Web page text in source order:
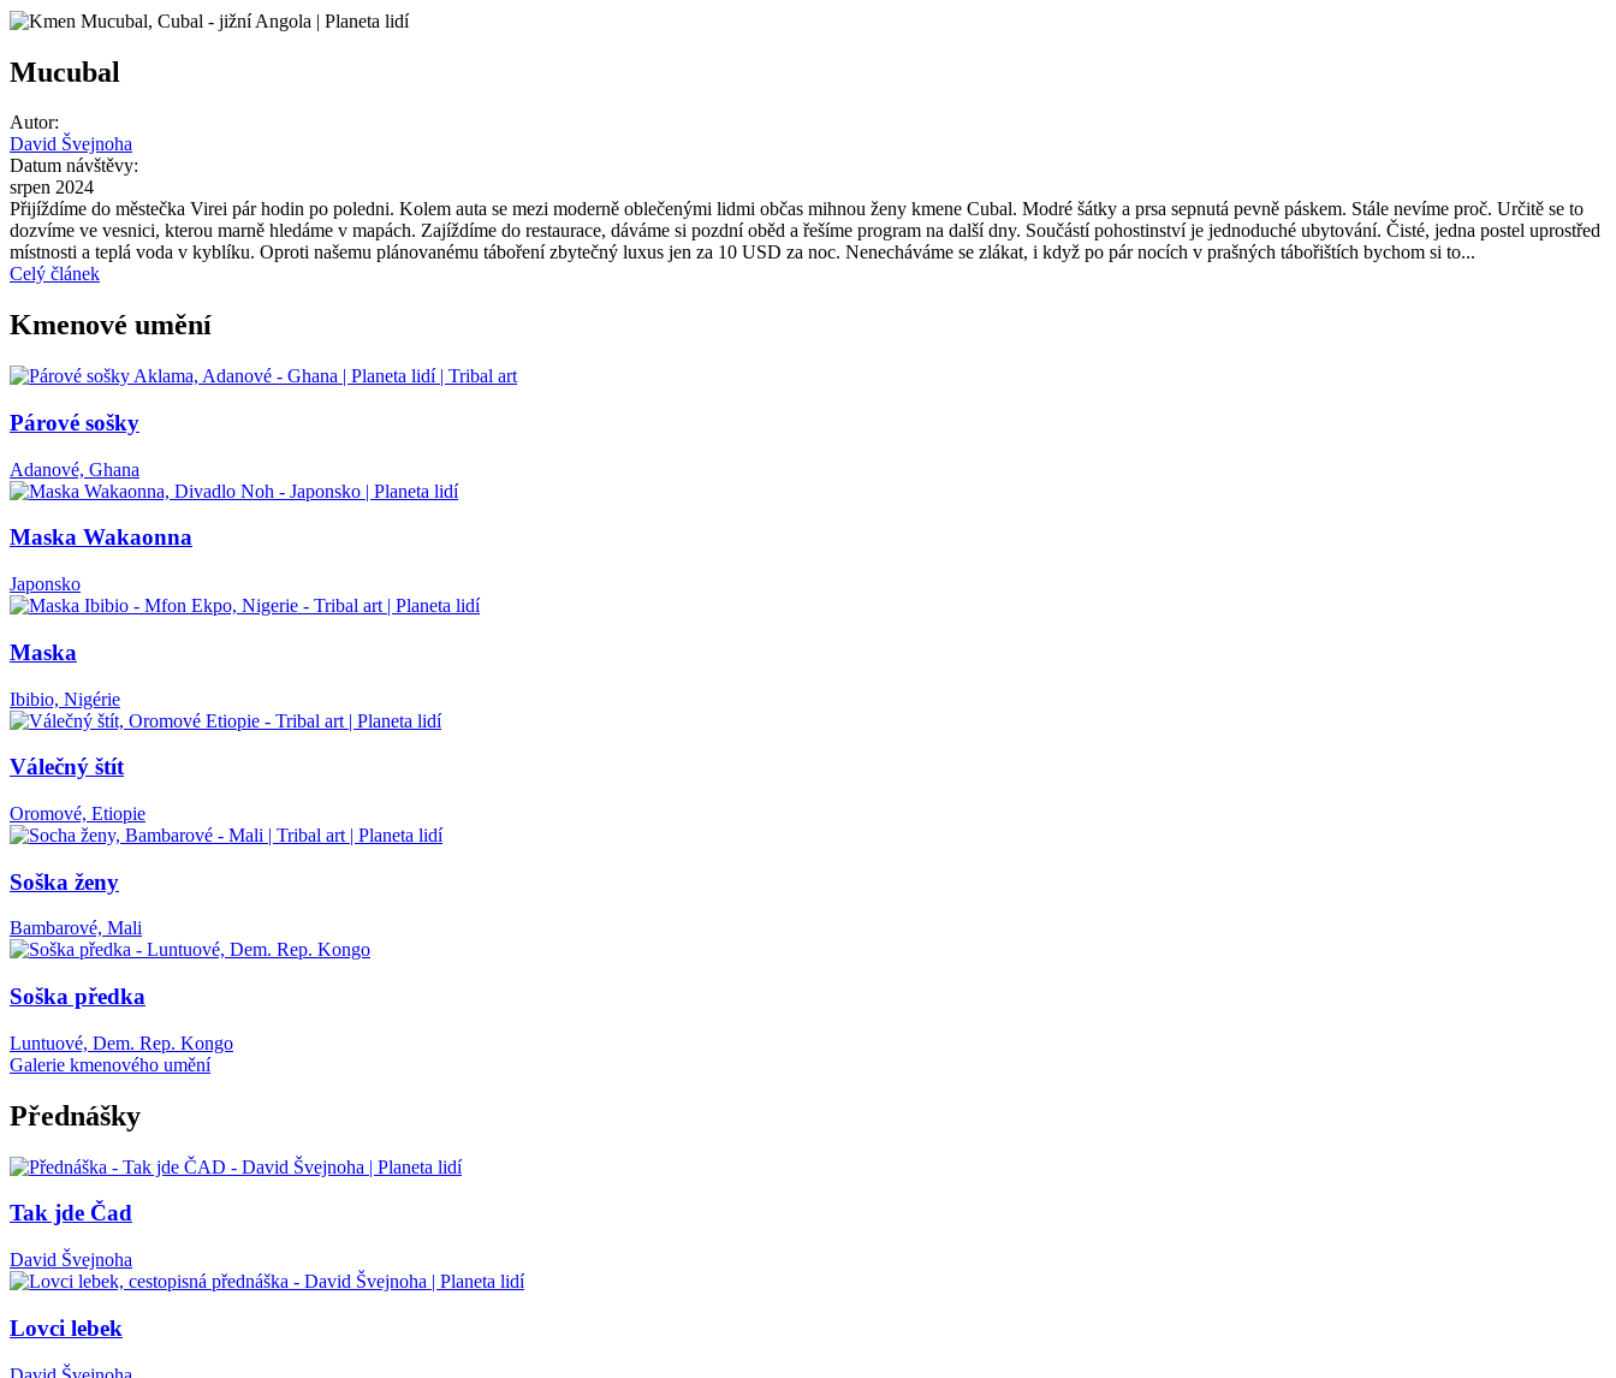
Mucubal
Autor:
David Švejnoha
Datum návštěvy:
srpen 2024
Přijíždíme do městečka Virei pár hodin po poledni. Kolem auta se mezi moderně oblečenými lidmi občas mihnou ženy kmene Cubal. Modré šátky a prsa sepnutá pevně páskem. Stále nevíme proč. Určitě se to
dozvíme ve vesnici, kterou marně hledáme v mapách. Zajíždíme do restaurace, dáváme si pozdní oběd a řešíme program na další dny. Součástí pohostinství je jednoduché ubytování. Čisté, jedna postel uprostřed
místnosti a teplá voda v kyblíku. Oproti našemu plánovanému táboření zbytečný luxus jen za 10 USD za noc. Nenecháváme se zlákat, i když po pár nocích v prašných tábořištích bychom si to...
Celý článek
Kmenové umění
Párové sošky
Adanové, Ghana
Maska Wakaonna
Japonsko
Maska
Ibibio, Nigérie
Válečný štít
Oromové, Etiopie
Soška ženy
Bambarové, Mali
Soška předka
Luntuové, Dem. Rep. Kongo
Galerie kmenového umění
Přednášky
Tak jde Čad
David Švejnoha
Lovci lebek